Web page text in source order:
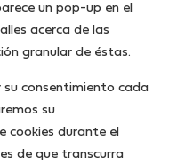
un pop-up en el
acerca de las
granular de éstas.
su consentimiento cada
su
cookies durante el
de que transcurra